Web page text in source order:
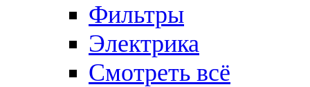
Фильтры
Электрика
Смотреть всё